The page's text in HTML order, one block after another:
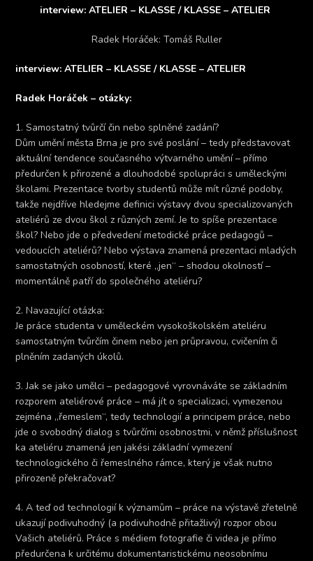
interview: ATELIER – KLASSE / KLASSE – ATELIER
Radek Horáček: Tomáš Ruller
interview: ATELIER – KLASSE / KLASSE – ATELIER
Radek Horáček – otázky:
1. Samostatný tvůrčí čin nebo splněné zadání?
Dům umění města Brna je pro své poslání – tedy představovat
aktuální tendence současného výtvarného umění – přímo
předurčen k přirozené a dlouhodobé spolupráci s uměleckými
školami. Prezentace tvorby studentů může mít různé podoby,
takže nejdříve hledejme definici výstavy dvou specializovaných
ateliérů ze dvou škol z různých zemí. Je to spíše prezentace
škol? Nebo jde o předvedení metodické práce pedagogů –
vedoucích ateliérů? Nebo výstava znamená prezentaci mladých
samostatných osobností, které „jen“ – shodou okolností –
momentálně patří do společného ateliéru?
2. Navazující otázka:
Je práce studenta v uměleckém vysokoškolském ateliéru
samostatným tvůrčím činem nebo jen průpravou, cvičením či
plněním zadaných úkolů.
3. Jak se jako umělci – pedagogové vyrovnáváte se základním
rozporem ateliérové práce – má jít o specializaci, vymezenou
zejména „řemeslem“, tedy technologií a principem práce, nebo
jde o svobodný dialog s tvůrčími osobnostmi, v němž příslušnost
ka ateliéru znamená jen jakési základní vymezení
technologického či řemeslného rámce, který je však nutno
přirozeně překračovat?
4. A teď od technologií k významům – práce na výstavě zřetelně
ukazují podivuhodný (a podivuhodně přitažlivý) rozpor obou
Vašich ateliérů. Práce s médiem fotografie či videa je přímo
předurčena k určitému dokumentaristickému neosobnímu